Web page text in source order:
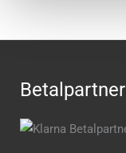
Betalpartner